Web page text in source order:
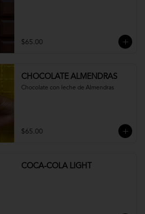
$65.00
CHOCOLATE ALMENDRAS
Chocolate con leche de Almendras
$65.00
COCA-COLA LIGHT